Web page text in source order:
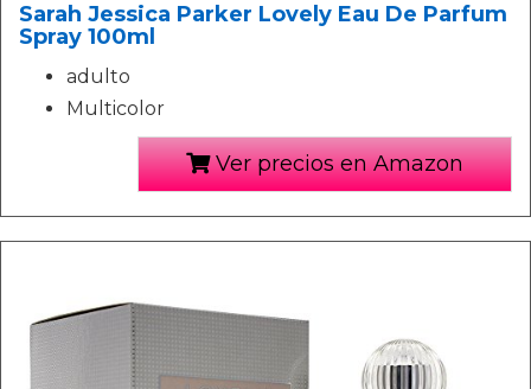
Sarah Jessica Parker Lovely Eau De Parfum
Spray 100ml
adulto
Multicolor
Ver precios en Amazon